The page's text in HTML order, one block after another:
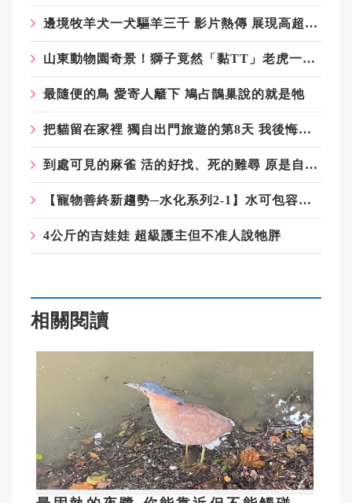
邊境牧羊犬一犬驅羊三千 影片熱傳 展現高超牧羊天賦
山東動物園奇景！獅子竟然「黏TT」老虎一臉好無奈
最隨便的鳥 愛寄人籬下 鳩占鵲巢說的就是牠
把貓留在家裡 獨自出門旅遊的第8天 我後悔了……
到處可見的麻雀 活的好找、死的難尋 原是自然定律
【寵物善終新趨勢─水化系列2-1】水可包容萬物 寵物水化環保又溫和
4公斤的吉娃娃 超級護主但不准人說牠胖
相關閱讀